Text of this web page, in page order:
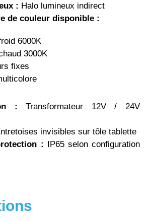
: Halo lumineux indirect
de couleur disponible :
6000K
3000K
fixes
: Transformateur 12V / 24V
invisibles sur tôle tablette
: IP65 selon configuration